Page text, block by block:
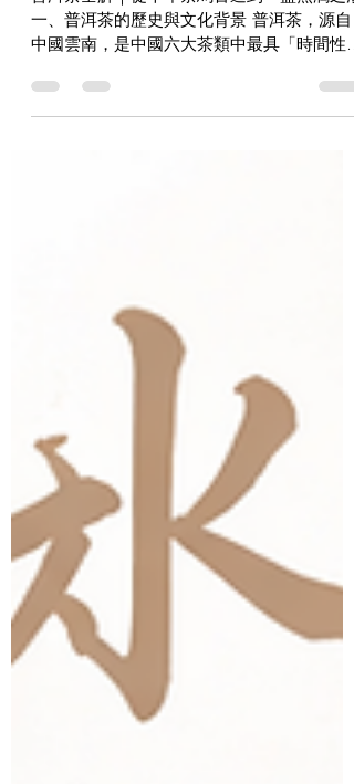
普洱茶全解
普洱茶全解｜從千年茶馬古道到一盞熟潤之湯
一、普洱茶的歷史與文化背景 普洱茶，源自
說，普洱茶並非一蹴而就，而是時間、環境與
人為工藝共同完成的作品。 二、產地與常見
製作地 普洱茶的核心產區位於雲南省，尤以
以下地區最具代表性： 西雙版納 ：古樹茶資
源豐富，茶氣強勁，回甘深長 普洱市（原思
茅） ：歷史與製茶體系完整，風味平衡 臨滄
：茶湯厚實，苦底明顯但轉化快 普洱茶所使
用的茶樹，主要為 雲南大葉種曬青毛茶 。大
葉種內含物質豐富，特別適合長期轉化與後發
酵，這也是其他茶區難以複製普洱茶特質的關
鍵原因。 三、普洱茶的製作流程（總覽） 普
洱茶的製作，始於「曬青毛茶」，之後依製作
方向不同，分為 生茶 與 熟茶 兩大類。 基本
前段流程（共通） 採摘新鮮大